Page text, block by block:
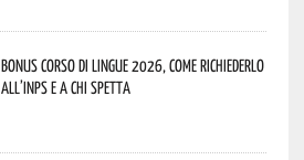
Bonus corso di lingue 2026, come richiederlo
all’INPS e a chi spetta